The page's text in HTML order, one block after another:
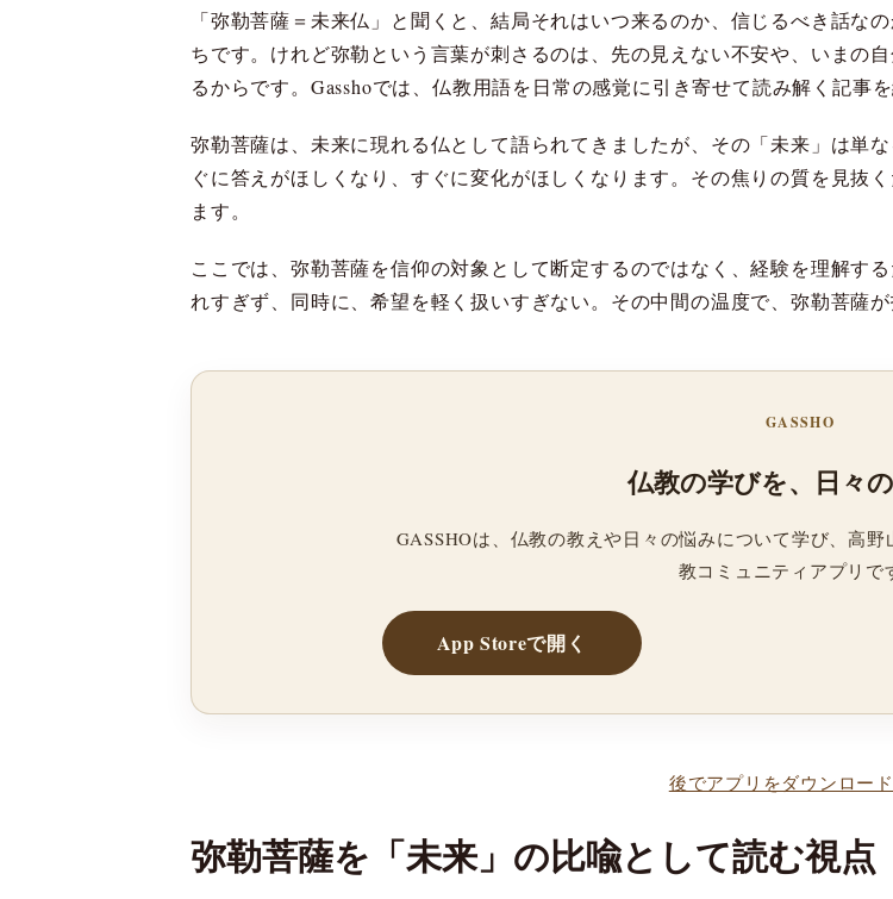
「弥勒菩薩＝未来仏」と聞くと、結局それはいつ来るのか、信じるべき話な
ちです。けれど弥勒という言葉が刺さるのは、先の見えない不安や、いまの
るからです。Gasshoでは、仏教用語を日常の感覚に引き寄せて読み解く記事
弥勒菩薩は、未来に現れる仏として語られてきましたが、その「未来」は単
ぐに答えがほしくなり、すぐに変化がほしくなります。その焦りの質を見抜
ます。
ここでは、弥勒菩薩を信仰の対象として断定するのではなく、経験を理解す
れすぎず、同時に、希望を軽く扱いすぎない。その中間の温度で、弥勒菩薩
GASSHO
仏教の学びを、日々の
GASSHOは、仏教の教えや日々の悩みについて学び、高
教コミュニティアプリで
App Storeで開く
後でアプリをダウンロー
弥勒菩薩を「未来」の比喩として読む視点